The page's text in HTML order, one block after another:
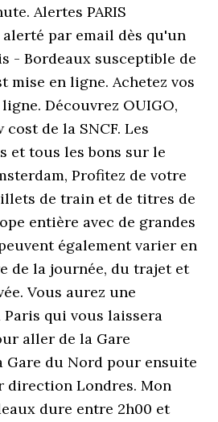
Alertes PARIS
alerté par email dès qu'un
- Bordeaux susceptible de
mise en ligne. Achetez vos
Découvrez OUIGO,
de la SNCF. Les
et tous les bons sur le
Profitez de votre
de train et de titres de
entière avec de grandes
également varier en
de la journée, du trajet et
Vous aurez une
qui vous laissera
aller de la Gare
Gare du Nord pour ensuite
direction Londres. Mon
dure entre 2h00 et